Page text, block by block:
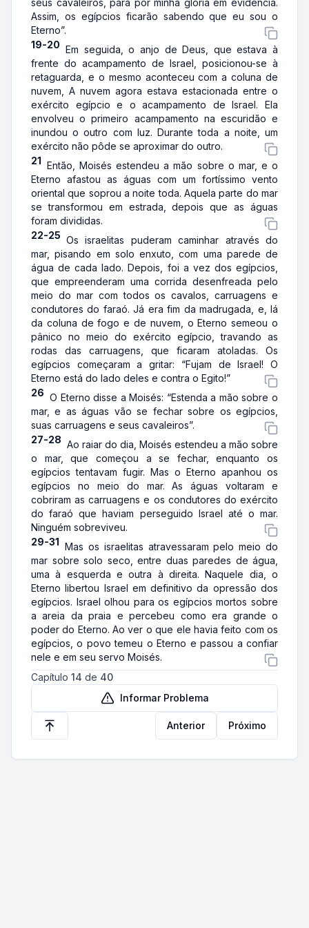
seus cavaleiros, para pôr minha glória em evidência.
Assim, os egípcios ficarão sabendo que eu sou o
Eterno”.
19-20 Em seguida, o anjo de Deus, que estava à
frente do acampamento de Israel, posicionou-se à
retaguarda, e o mesmo aconteceu com a coluna de
nuvem, A nuvem agora estava estacionada entre o
exército egípcio e o acampamento de Israel. Ela
envolveu o primeiro acampamento na escuridão e
inundou o outro com luz. Durante toda a noite, um
exército não pôde se aproximar do outro.
21 Então, Moisés estendeu a mão sobre o mar, e o
Eterno afastou as águas com um fortíssimo vento
oriental que soprou a noite toda. Aquela parte do mar
se transformou em estrada, depois que as águas
foram divididas.
22-25 Os israelitas puderam caminhar através do
mar, pisando em solo enxuto, com uma parede de
água de cada lado. Depois, foi a vez dos egípcios,
que empreenderam uma corrida desenfreada pelo
meio do mar com todos os cavalos, carruagens e
condutores do faraó. Já era fim da madrugada, e, lá
da coluna de fogo e de nuvem, o Eterno semeou o
pânico no meio do exército egípcio, travando as
rodas das carruagens, que ficaram atoladas. Os
egípcios começaram a gritar: “Fujam de Israel! O
Eterno está do lado deles e contra o Egito!”
26 O Eterno disse a Moisés: “Estenda a mão sobre o
mar, e as águas vão se fechar sobre os egípcios,
suas carruagens e seus cavaleiros”.
27-28 Ao raiar do dia, Moisés estendeu a mão sobre
o mar, que começou a se fechar, enquanto os
egípcios tentavam fugir. Mas o Eterno apanhou os
egípcios no meio do mar. As águas voltaram e
cobriram as carruagens e os condutores do exército
do faraó que haviam perseguido Israel até o mar.
Ninguém sobreviveu.
29-31 Mas os israelitas atravessaram pelo meio do
mar sobre solo seco, entre duas paredes de água,
uma à esquerda e outra à direita. Naquele dia, o
Eterno libertou Israel em definitivo da opressão dos
egípcios. Israel olhou para os egípcios mortos sobre
a areia da praia e percebeu como era grande o
poder do Eterno. Ao ver o que ele havia feito com os
egípcios, o povo temeu o Eterno e passou a confiar
nele e em seu servo Moisés.
Capítulo 14 de 40
Informar Problema
Anterior Próximo